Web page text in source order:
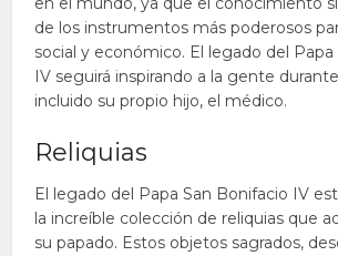
de los instrumentos más poderosos
social y económico. El legado del Papa
IV seguirá inspirando a la gente
incluido su propio hijo, el médico.
Reliquias
El legado del Papa San Bonifacio IV
la increíble colección de reliquias que
su papado. Estos objetos sagrados,